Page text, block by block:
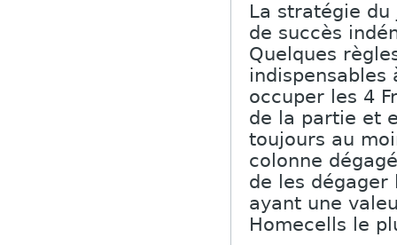
La stratégie
de succès
Quelques
indispensables
occuper les 4
de la partie et
toujours au
colonne
de les
ayant une
Homecells le